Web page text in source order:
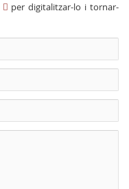
per digitalitzar-lo i tornar-